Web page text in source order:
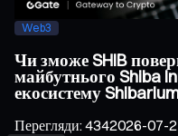
Web3
Чи зможе SHIB
майбутнього Shiba
екосистему
Перегляди:4342026-07-